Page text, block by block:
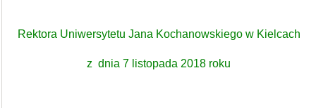
Rektora Uniwersytetu Jana Kochanowskiego w Kielcach
z dnia 7 listopada 2018 roku